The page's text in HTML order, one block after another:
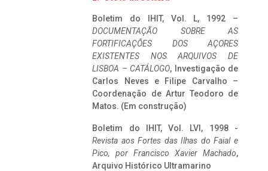
Boletim do IHIT, Vol. L, 1992 –
DOCUMENTAÇÃO SOBRE AS
FORTIFICAÇÕES DOS AÇORES
EXISTENTES NOS ARQUIVOS DE
LISBOA – CATÁLOGO, Investigação de
Carlos Neves e Filipe Carvalho –
Coordenação de Artur Teodoro de
Matos. (Em construção)
Boletim do IHIT, Vol. LVI, 1998 -
Revista aos Fortes das Ilhas do Faial e
Pico, por Francisco Xavier Machado,
Arquivo Histórico Ultramarino